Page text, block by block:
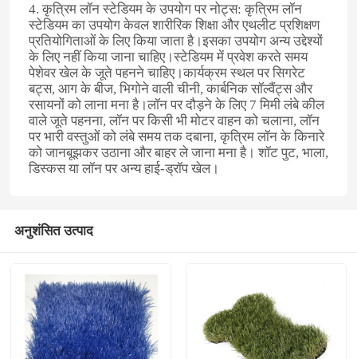
4. कृत्रिम लॉन स्टेडियम के उपयोग पर नोट्स: कृत्रिम लॉन
स्टेडियम का उपयोग केवल शारीरिक शिक्षा और एथलीट प्रशिक्षण
प्रतियोगिताओं के लिए किया जाता है।इसका उपयोग अन्य उद्देश्यों
के लिए नहीं किया जाना चाहिए।स्टेडियम में प्रवेश करते समय
पेशेवर खेल के जूते पहनने चाहिए।कार्यक्रम स्थल पर सिगरेट
बट्स, आग के बीज, भिगोने वाली चीनी, कार्बनिक सॉल्वैंट्स और
रसायनों को लाना मना है।लॉन पर दौड़ने के लिए 7 मिमी लंबे कील
वाले जूते पहनना, लॉन पर किसी भी मोटर वाहन को चलाना, लॉन
पर भारी वस्तुओं को लंबे समय तक दबाना, कृत्रिम लॉन के किनारे
को जानबूझकर उठाना और बाहर ले जाना मना है। शॉट पुट, भाला,
डिस्कस या लॉन पर अन्य हाई-ड्रॉप खेल।
अनुशंसित उत्पाद